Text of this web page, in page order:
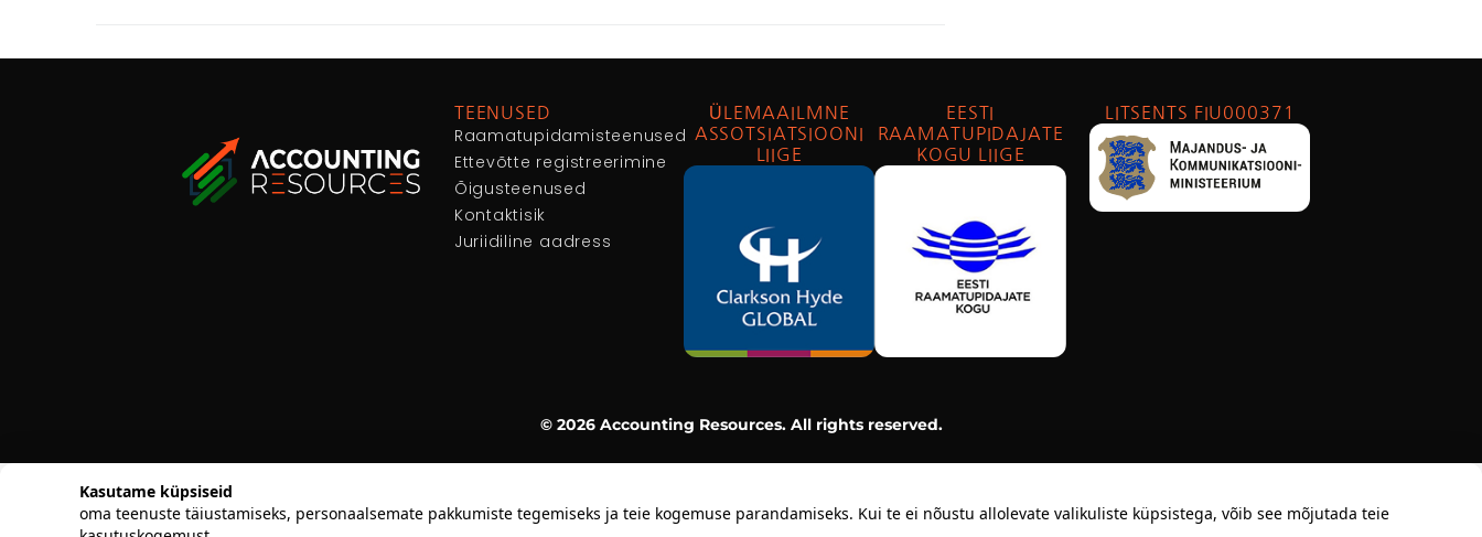
Kasutame küpsiseid
oma teenuste täiustamiseks, personaalsemate pakkumiste tegemiseks ja teie kogemuse parandamiseks. Kui te ei nõustu allolevate valikuliste küpsistega, võib see mõjutada teie
TEENUSED
Raamatupidamisteenused
Ettevõtte registreerimine
Õigusteenused
Kontaktisik
Juriidiline aadress
ÜLEMAAILMNE
ASSOTSIATSIOONI
LIIGE
EESTI
RAAMATUPIDAJATE
KOGU LIIGE
LITSENTS FIU000371
© 2026 Accounting Resources. All rights reserved.